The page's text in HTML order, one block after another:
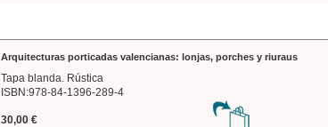
Arquitecturas porticadas valencianas: lonjas, porches y riuraus
Tapa blanda. Rústica
ISBN:978-84-1396-289-4
30,00 €